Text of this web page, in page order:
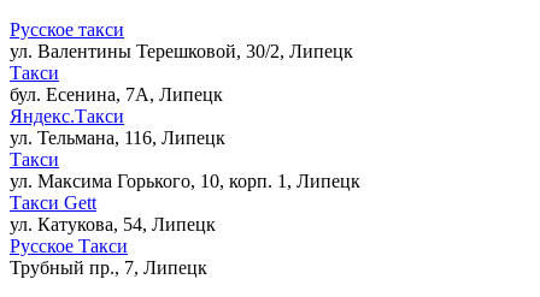
Русское такси
ул. Валентины Терешковой, 30/2, Липецк
Такси
бул. Есенина, 7А, Липецк
Яндекс.Такси
ул. Тельмана, 116, Липецк
Такси
ул. Максима Горького, 10, корп. 1, Липецк
Такси Gett
ул. Катукова, 54, Липецк
Русское Такси
Трубный пр., 7, Липецк